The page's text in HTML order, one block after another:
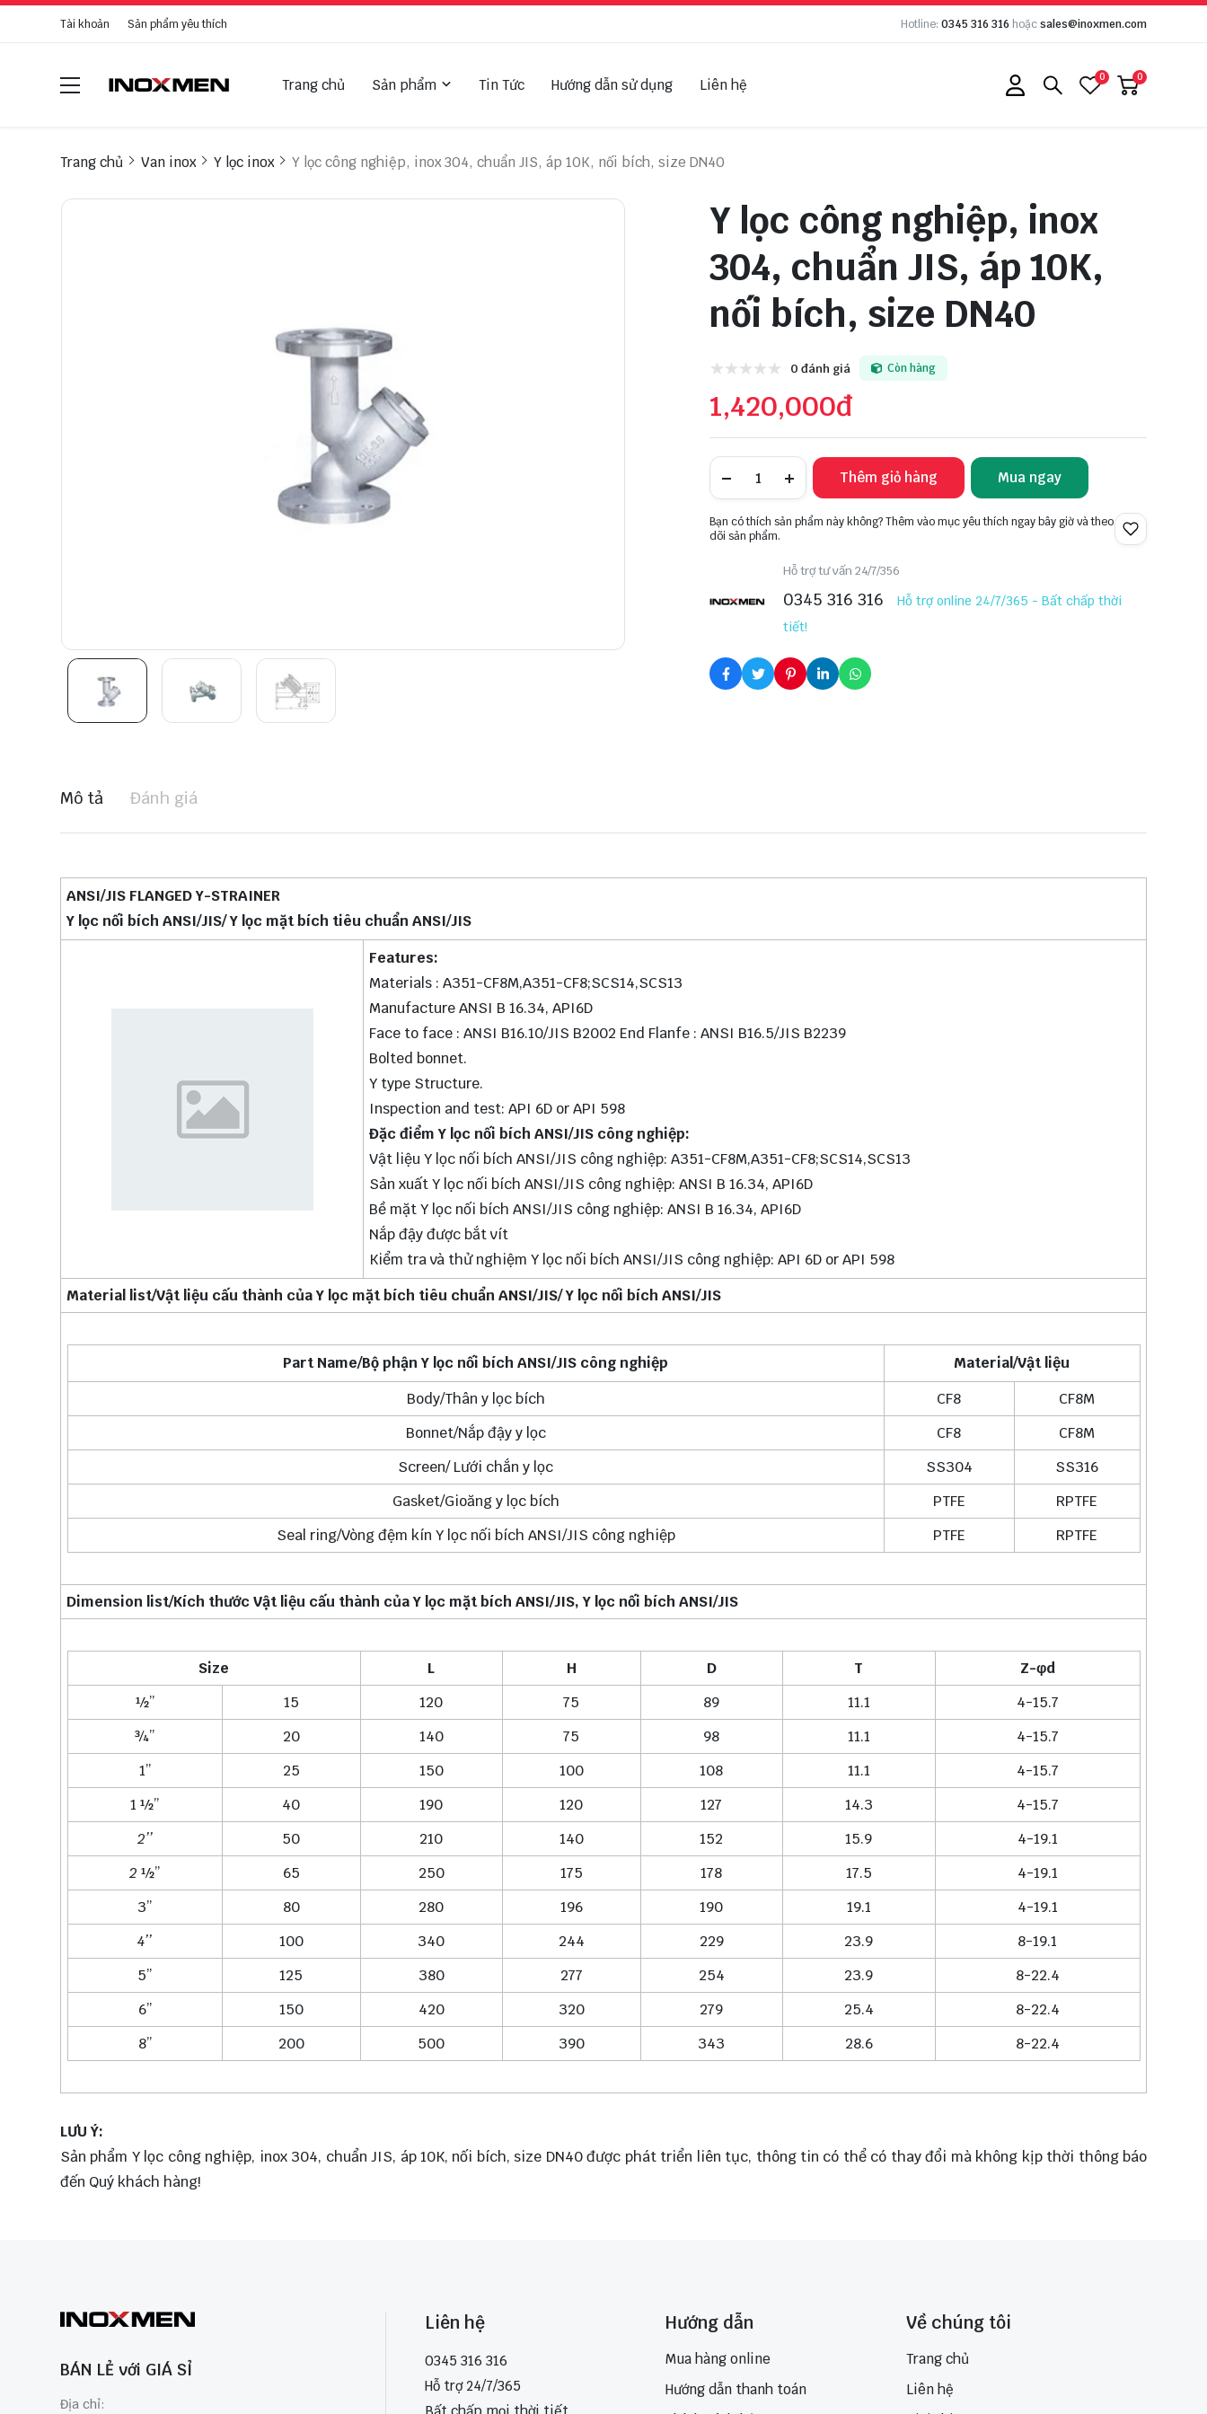
Tài khoản Sản phẩm yêu thích Hotline: 0345 316 316 hoặcsales@inoxmen.com
Trang chủ Sản phẩm Tin Tức Hướng dẫn sử dụng Liên hệ 0 0
Trang chủ Van inox Y lọc inox Y lọc công nghiệp, inox 304, chuẩn JIS, áp 10K, nối bích, size DN40
Y lọc công nghiệp, inox
304, chuẩn JIS, áp 10K,
nối bích, size DN40
0 đánh giá Còn hàng
1,420,000đ
Thêm giỏ hàng Mua ngay
Bạn có thích sản phẩm này không? Thêm vào mục yêu thích ngay bây giờ và theo
dõi sản phẩm.
Hỗ trợ tư vấn 24/7/356
0345 316 316
Hỗ trợ online 24/7/365 - Bất chấp thời
tiết!
Mô tả Đánh giá
ANSI/JIS FLANGED Y-STRAINER
Y lọc nối bích ANSI/JIS/ Y lọc mặt bích tiêu chuẩn ANSI/JIS
Features:
Materials : A351-CF8M,A351-CF8;SCS14,SCS13
Manufacture ANSI B 16.34, API6D
Face to face : ANSI B16.10/JIS B2002 End Flanfe : ANSI B16.5/JIS B2239
Bolted bonnet.
Y type Structure.
Inspection and test: API 6D or API 598
Đặc điểm Y lọc nối bích ANSI/JIS công nghiệp:
Vật liệu Y lọc nối bích ANSI/JIS công nghiệp: A351-CF8M,A351-CF8;SCS14,SCS13
Sản xuất Y lọc nối bích ANSI/JIS công nghiệp: ANSI B 16.34, API6D
Bề mặt Y lọc nối bích ANSI/JIS công nghiệp: ANSI B 16.34, API6D
Nắp đậy được bắt vít
Kiểm tra và thử nghiệm Y lọc nối bích ANSI/JIS công nghiệp: API 6D or API 598
Material list/Vật liệu cấu thành của Y lọc mặt bích tiêu chuẩn ANSI/JIS/ Y lọc nối bích ANSI/JIS
Part Name/Bộ phận Y lọc nối bích ANSI/JIS công nghiệp
Material/Vật liệu
Body/Thân y lọc bích
CF8
CF8M
Bonnet/Nắp đậy y lọc
CF8
CF8M
Screen/ Lưới chắn y lọc
SS304
SS316
Gasket/Gioăng y lọc bích
PTFE
RPTFE
Seal ring/Vòng đệm kín Y lọc nối bích ANSI/JIS công nghiệp
PTFE RPTFE
Dimension list/Kích thước Vật liệu cấu thành của Y lọc mặt bích ANSI/JIS, Y lọc nối bích ANSI/JIS
Size L H D T
Z-φd
½’’
15 120 75 89 11.1
4-15.7
¾’’
20 140 75 98 11.1
4-15.7
1’’
25 150 100 108 11.1
4-15.7
1 ½’’
40 190 120 127 14.3
4-15.7
2’’
50 210 140 152 15.9
4-19.1
2 ½’’ 65 250 175 178 17.5
4-19.1
3’’
80 280 196 190 19.1
4-19.1
4’’
100 340 244 229 23.9
8-19.1
5’’
125 380 277 254 23.9
8-22.4
6’’
150 420 320 279 25.4
8-22.4
8’’
200 500 390 343 28.6 8-22.4
LƯU Ý:
Sản phẩm Y lọc công nghiệp, inox 304, chuẩn JIS, áp 10K, nối bích, size DN40 được phát triển liên tục, thông tin có thể có thay đổi mà không kịp thời thông báo
đến Quý khách hàng!
BÁN LẺ với GIÁ SỈ
Địa chỉ:
Liên hệ
0345 316 316
Hỗ trợ 24/7/365
Hướng dẫn
Mua hàng online
Hướng dẫn thanh toán
Về chúng tôi
Trang chủ
Liên hệ